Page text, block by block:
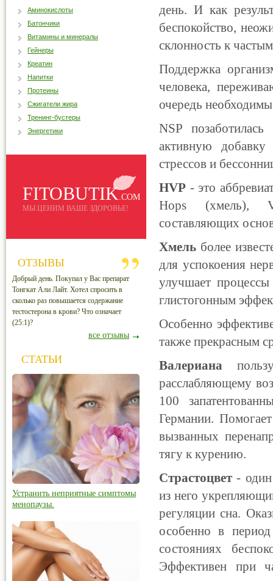
день. И как
беспокойство,
склонность к
Поддержка
человека,
очередь
NSP
активную
стрессов и
HVP - это
Hops (хмель),
составляющих
Хмель более
для успокоения
улучшает
глистогонным
Особенно
также прекрасным
Валериана
расслабляющему
100
Германии.
вызванных
тягу к курению.
Страстоцвет -
из него
регуляции сна.
особенно в
состояниях
Эффективен при
Аминокислоты
Батончики
Витамины и минералы
Гейнеры
Креатин
Напитки
Протеины
Сжигатели жира
Тренинг-бустеры
Энергетики
FITOBUTIK.COM
МЫ ЦЕНИМ ВАШЕ ЗДОРОВЬЕ!
ОТЗЫВЫ
Добрый день. Покупал у Вас препарат
Тонгкат Али Лайт. Хотел спросить в
сколько раз повышается содержание
тестостерона в крови? Что означает
(25:1)?
все отзывы
СТАТЬИ
Устранить неприятные симптомы
менопаузы.